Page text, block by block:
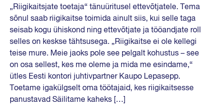
„Riigikaitsjate toetaja“ tänuüritusel ettevõtjatele. Tema
sõnul saab riigikaitse toimida ainult siis, kui selle taga
seisab kogu ühiskond ning ettevõtjate ja tööandjate roll
selles on keskse tähtsusega. „Riigikaitse ei ole kellegi
teise mure. Meie jaoks pole see pelgalt kohustus – see
on osa sellest, kes me oleme ja mida me esindame,“
ütles Eesti kontori juhtivpartner Kaupo Lepasepp.
Toetame igakülgselt oma töötajaid, kes riigikaitsesse
panustavad Säilitame kaheks […]